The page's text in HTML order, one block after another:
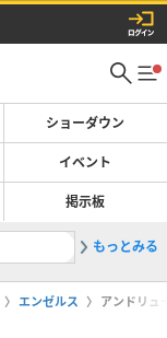
ショーダウン
イベント
掲示板
2カルラ
もっとみる
エンゼルス アンドリュ